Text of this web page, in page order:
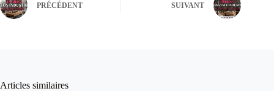
PRÉCÉDENT SUIVANT
Articles similaires